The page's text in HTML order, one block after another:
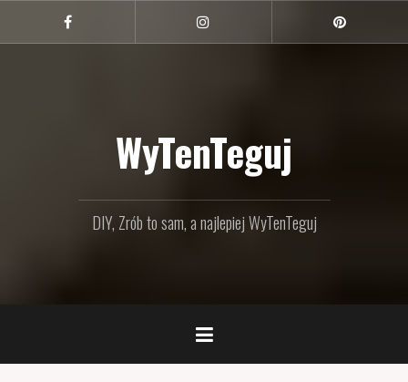
treści
Facebook
WyTenTeguj
DIY, Zrób to sam, a najlepiej WyTenTeguj